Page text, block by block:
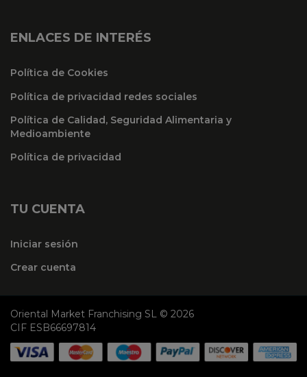
ENLACES DE INTERÉS
Política de Cookies
Política de privacidad redes sociales
Política de Calidad, Seguridad Alimentaria y
Medioambiente
Política de privacidad
TU CUENTA
Iniciar sesión
Crear cuenta
Oriental Market Franchising SL © 2026
CIF ESB66697814